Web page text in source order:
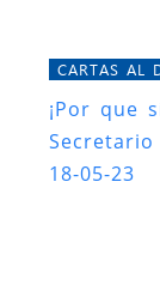
CARTAS AL
¡Por que
18-05-23